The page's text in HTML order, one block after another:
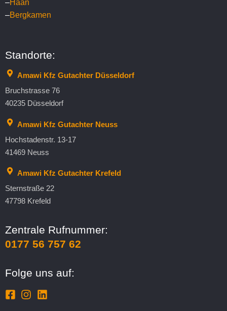
Unsere Experten erstellen präzise LKW-Gutachten,
um Schäden an Nutzfahrzeugen exakt
Ihrer Nutzfahrzeuge.
–Haan
–Bergkamen
Standorte:
Amawi Kfz Gutachter Düsseldorf
Bruchstrasse 76
40235 Düsseldorf
Amawi Kfz Gutachter Neuss
Hochstadenstr. 13-17
41469 Neuss
Amawi Kfz Gutachter Krefeld
Sternstraße 22
47798 Krefeld
Zentrale Rufnummer:
0177 56 757 62
Folge uns auf: